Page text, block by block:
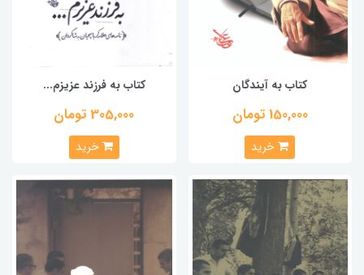
کتاب به آیندگان
150,000 تومان
خرید
کتاب به فرزند عزیزم...
305,000 تومان
خرید